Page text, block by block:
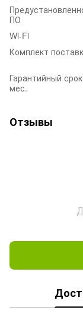
ПО
Wi-Fi
Комплект
Гарантийный
мес.
Отзывы